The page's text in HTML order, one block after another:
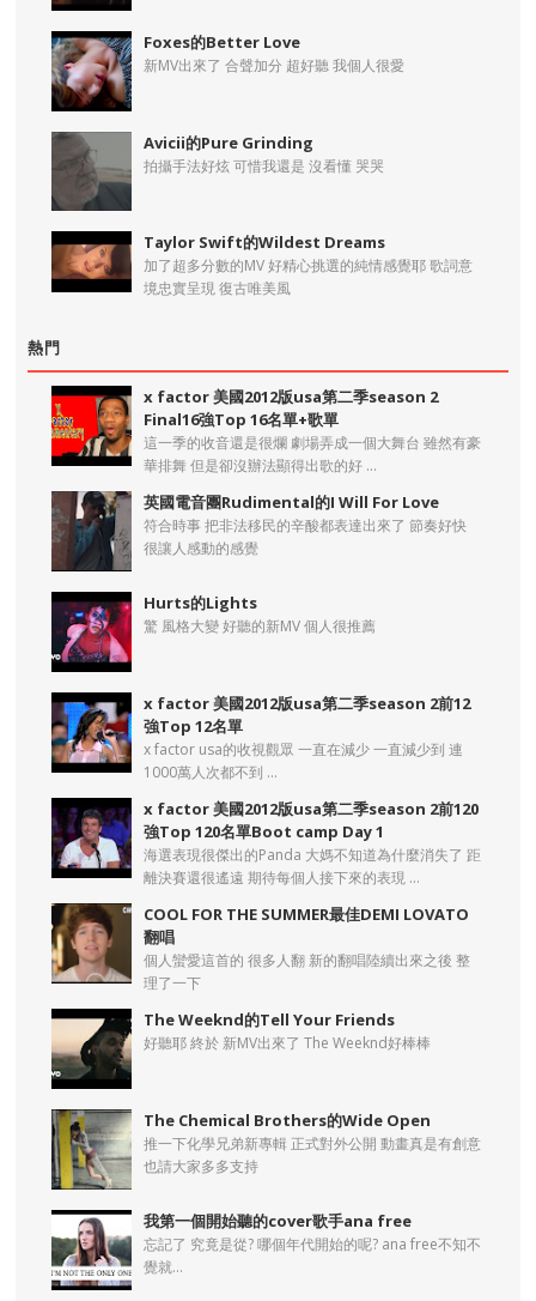
Foxes的Better Love
新MV出來了 合聲加分 超好聽 我個人很愛
Avicii的Pure Grinding
拍攝手法好炫 可惜我還是 沒看懂 哭哭
Taylor Swift的Wildest Dreams
加了超多分數的MV 好精心挑選的純情感覺耶 歌詞意
境忠實呈現 復古唯美風
熱門
x factor 美國2012版usa第二季season 2
Final16強Top 16名單+歌單
這一季的收音還是很爛 劇場弄成一個大舞台 雖然有豪
華排舞 但是卻沒辦法顯得出歌的好 ...
英國電音團Rudimental的I Will For Love
符合時事 把非法移民的辛酸都表達出來了 節奏好快
很讓人感動的感覺
Hurts的Lights
驚 風格大變 好聽的新MV 個人很推薦
x factor 美國2012版usa第二季season 2前12
強Top 12名單
x factor usa的收視觀眾 一直在減少 一直減少到 連
1000萬人次都不到 ...
x factor 美國2012版usa第二季season 2前120
強Top 120名單Boot camp Day 1
海選表現很傑出的Panda 大媽不知道為什麼消失了 距
離決賽還很遙遠 期待每個人接下來的表現 ...
COOL FOR THE SUMMER最佳DEMI LOVATO
翻唱
個人蠻愛這首的 很多人翻 新的翻唱陸續出來之後 整
理了一下
The Weeknd的Tell Your Friends
好聽耶 終於 新MV出來了 The Weeknd好棒棒
The Chemical Brothers的Wide Open
推一下化學兄弟新專輯 正式對外公開 動畫真是有創意
也請大家多多支持
我第一個開始聽的cover歌手ana free
忘記了 究竟是從? 哪個年代開始的呢? ana free不知不
覺就...